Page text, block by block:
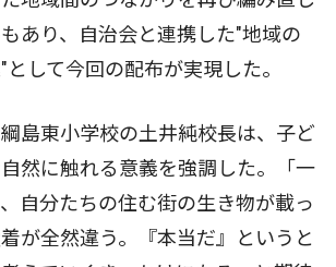
あり、自治会と連携した"地域の
して今回の配布が実現した。
島東小学校の土井純校長は、子ど
然に触れる意義を強調した。「一
自分たちの住む街の生き物が載っ
が全然違う。『本当だ』というと